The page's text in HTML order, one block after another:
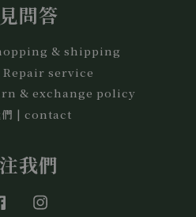
問答
& shipping
Repair service
& exchange policy
們 | contact
我們
Facebook